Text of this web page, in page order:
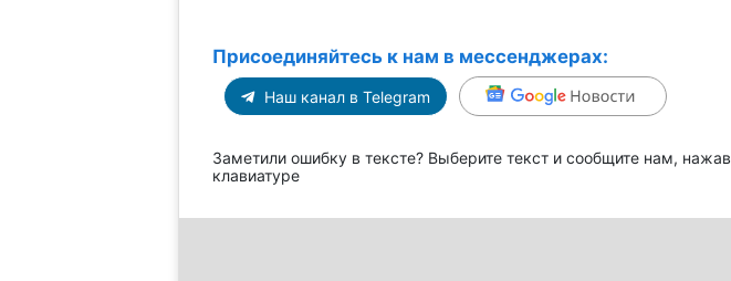
Присоединяйтесь к нам в мессенджерах:
Наш канал в Telegram
Заметили ошибку в тексте? Выберите текст и сообщите нам, нажав
клавиатуре